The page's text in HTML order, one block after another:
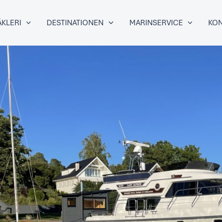
DESTINATIONEN MARINSERVICE